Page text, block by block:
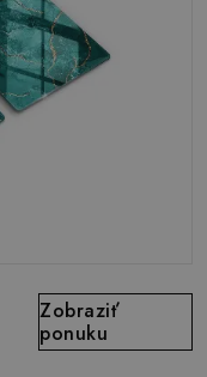
Zobraziť
ponuku